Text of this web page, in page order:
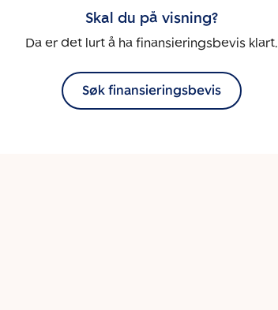
Skal du på visning?
Da er det lurt å ha finansieringsbevis klart.
Søk finansieringsbevis